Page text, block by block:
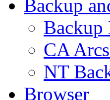
Backup
Backup
CA
NT
Browser